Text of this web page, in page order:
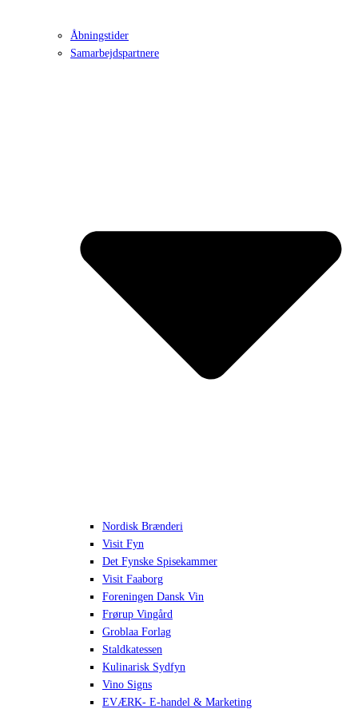
Åbningstider
Samarbejdspartnere
Nordisk Brænderi
Visit Fyn
Det Fynske Spisekammer
Visit Faaborg
Foreningen Dansk Vin
Frørup Vingård
Groblaa Forlag
Staldkatessen
Kulinarisk Sydfyn
Vino Signs
EVÆRK- E-handel & Marketing